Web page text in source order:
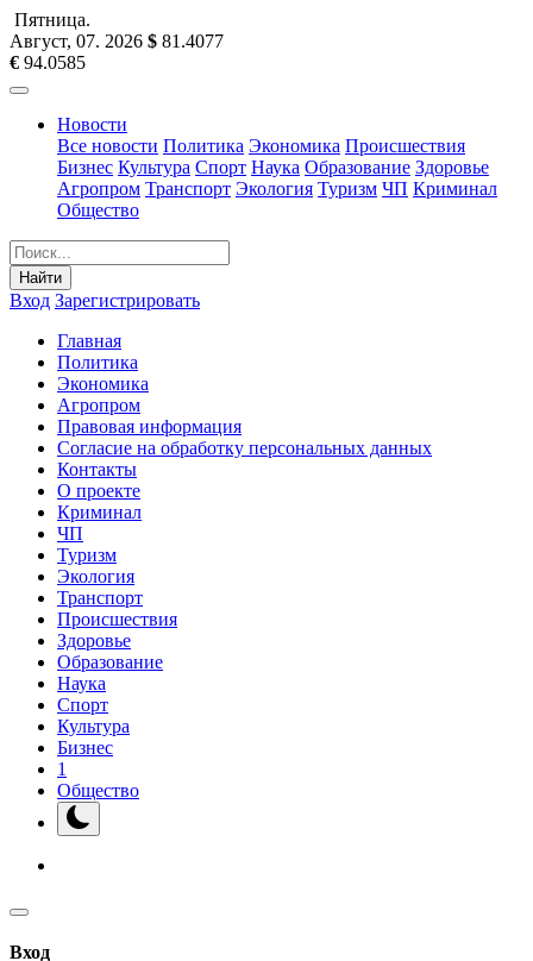
Пятница.
Август, 07. 2026 $ 81.4077
€ 94.0585
Новости
Все новости Политика Экономика Происшествия
Бизнес Культура Спорт Наука Образование Здоровье
Агропром Транспорт Экология Туризм ЧП Криминал
Общество
Найти
Вход Зарегистрировать
Главная
Политика
Экономика
Агропром
Правовая информация
Согласие на обработку персональных данных
Контакты
О проекте
Криминал
ЧП
Туризм
Экология
Транспорт
Происшествия
Здоровье
Образование
Наука
Спорт
Культура
Бизнес
1
Общество
Вход